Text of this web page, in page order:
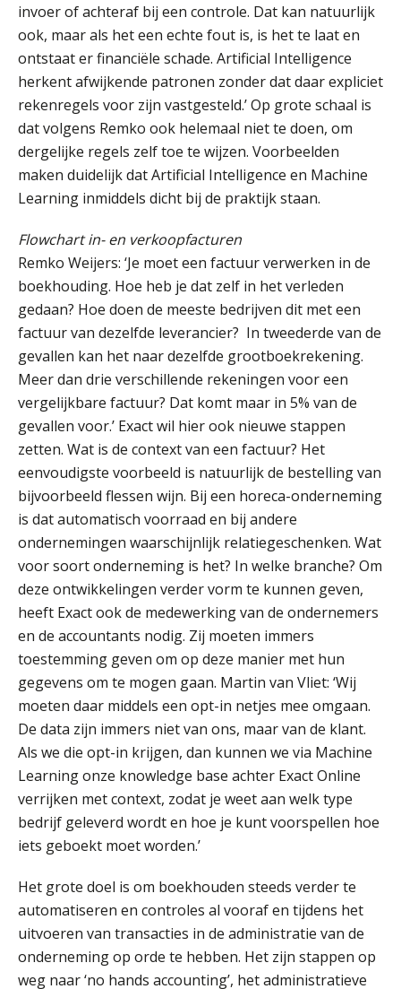
invoer of achteraf bij een controle. Dat kan natuurlijk
ook, maar als het een echte fout is, is het te laat en
ontstaat er financiële schade. Artificial Intelligence
herkent afwijkende patronen zonder dat daar expliciet
rekenregels voor zijn vastgesteld.’ Op grote schaal is
dat volgens Remko ook helemaal niet te doen, om
dergelijke regels zelf toe te wijzen. Voorbeelden
maken duidelijk dat Artificial Intelligence en Machine
Learning inmiddels dicht bij de praktijk staan.
Flowchart in- en verkoopfacturen
Remko Weijers: ‘Je moet een factuur verwerken in de
boekhouding. Hoe heb je dat zelf in het verleden
gedaan? Hoe doen de meeste bedrijven dit met een
factuur van dezelfde leverancier? In tweederde van de
gevallen kan het naar dezelfde grootboekrekening.
Meer dan drie verschillende rekeningen voor een
vergelijkbare factuur? Dat komt maar in 5% van de
gevallen voor.’ Exact wil hier ook nieuwe stappen
zetten. Wat is de context van een factuur? Het
eenvoudigste voorbeeld is natuurlijk de bestelling van
bijvoorbeeld flessen wijn. Bij een horeca-onderneming
is dat automatisch voorraad en bij andere
ondernemingen waarschijnlijk relatiegeschenken. Wat
voor soort onderneming is het? In welke branche? Om
deze ontwikkelingen verder vorm te kunnen geven,
heeft Exact ook de medewerking van de ondernemers
en de accountants nodig. Zij moeten immers
toestemming geven om op deze manier met hun
gegevens om te mogen gaan. Martin van Vliet: ‘Wij
moeten daar middels een opt-in netjes mee omgaan.
De data zijn immers niet van ons, maar van de klant.
Als we die opt-in krijgen, dan kunnen we via Machine
Learning onze knowledge base achter Exact Online
verrijken met context, zodat je weet aan welk type
bedrijf geleverd wordt en hoe je kunt voorspellen hoe
iets geboekt moet worden.’
Het grote doel is om boekhouden steeds verder te
automatiseren en controles al vooraf en tijdens het
uitvoeren van transacties in de administratie van de
onderneming op orde te hebben. Het zijn stappen op
weg naar ‘no hands accounting’, het administratieve
Waarom jouw klant sneller
antwoordt via een app dan via de
mail
het, en waar let je op?
Het herbeleggen van de
Herinvesteringsreserve (HIR) in een
vastgoedbeleggingsfonds?
Je helpt klanten met hun
die van jouzelf?
Ketenmachtigingen centraal beheren:
zo werkt u slimmer met eHerkenning
de autonome AI-boekhouder
De curator klopt aan: wat moet een
accountantskantoor afgeven bij een
faillissement van een klant?
Eenvoudig bankrekeningen koppelen
met Twinfield, Exact Online en
Van Mook: “Met Minox Focus wil ik
groeien naar twee keer zoveel
klanten.”
Van losse vastlegging naar
aantoonbare grip op KYC en de Wwft
Woord & Daad: “Van wildgroei naar
een structuur die iedereen begrijpt”
Te veel tijd kwijt aan
factuurverwerking? Dit is hoe AI het
oplost
Uitspraak Hoge Raad: subsidie voor
belast met btw
Informer Money genomineerd voor
Best FinTech Startup of the Year
Wwft-compliance in 2026: doen we
ICT & AI | Volledig automatische
factuurverwerking: zo kom je er
Hierom zijn webshopondernemers
extra kwetsbaar voor